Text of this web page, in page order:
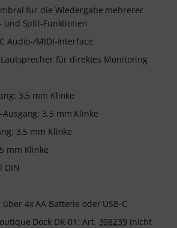
für die Wiedergabe mehrerer
und Split-Funktionen
Audio-/MIDI-Interface
für direktes Monitoring
3,5 mm Klinke
3,5 mm Klinke
3,5 mm Klinke
mm Klinke
DIN
4x AA Batterie oder USB-C
Dock DK-01: Art. 398239 (nicht